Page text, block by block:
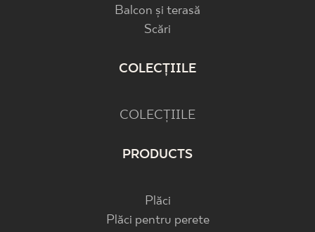
Balcon și terasă
Scări
COLECȚIILE
COLECȚIILE
PRODUCTS
Plăci
Plăci pentru perete